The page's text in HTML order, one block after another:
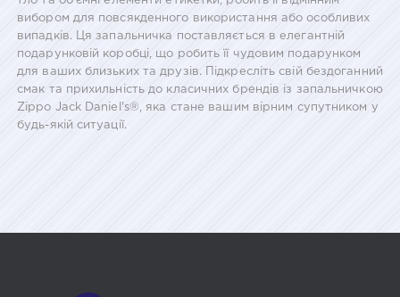
вибором для повсякденного використання або особливих
випадків. Ця запальничка поставляється в елегантній
подарунковій коробці, що робить її чудовим подарунком
для ваших близьких та друзів. Підкресліть свій бездоганний
смак та прихильність до класичних брендів із запальничкою
Zippo Jack Daniel's®, яка стане вашим вірним супутником у
будь-якій ситуації.